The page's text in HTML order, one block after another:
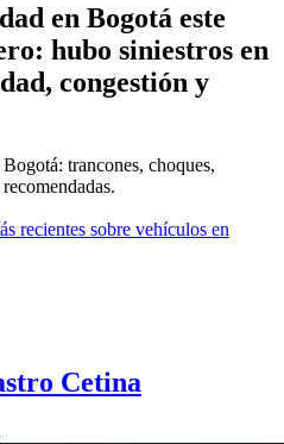
en Bogotá este
hubo siniestros en
congestión y
trancones, choques,
recientes sobre vehículos en
Cetina